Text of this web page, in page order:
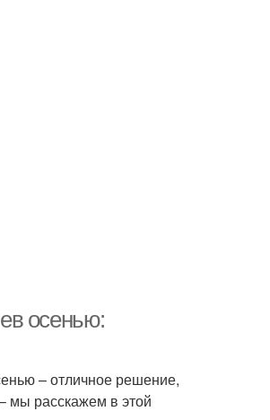
осенью:
– отличное решение,
мы расскажем в этой